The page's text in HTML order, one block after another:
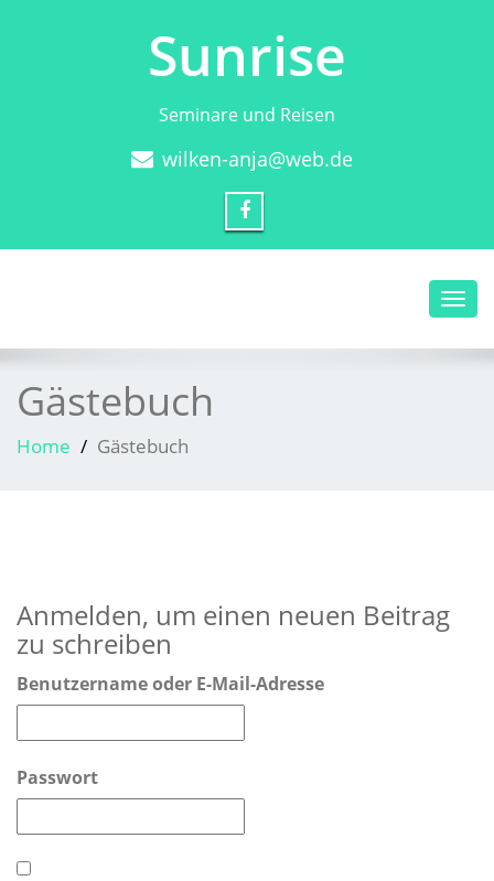
Sunrise
Seminare und Reisen
wilken-anja@web.de
Gästebuch
Home Gästebuch
Anmelden, um einen neuen Beitrag
zu schreiben
Benutzername oder E-Mail-Adresse
Passwort